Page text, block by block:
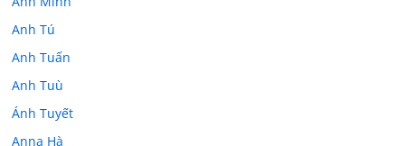
Anh Tú
Anh Tuấn
Anh Tuù
Ánh Tuyết
Anna Hà